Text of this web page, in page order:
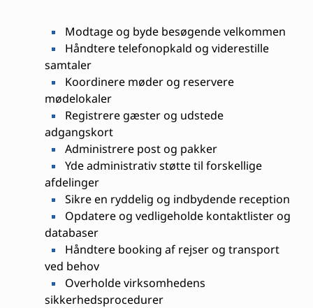
Modtage og byde besøgende velkommen
Håndtere telefonopkald og viderestille
samtaler
Koordinere møder og reservere
mødelokaler
Registrere gæster og udstede
adgangskort
Administrere post og pakker
Yde administrativ støtte til forskellige
afdelinger
Sikre en ryddelig og indbydende reception
Opdatere og vedligeholde kontaktlister og
databaser
Håndtere booking af rejser og transport
ved behov
Overholde virksomhedens
sikkerhedsprocedurer